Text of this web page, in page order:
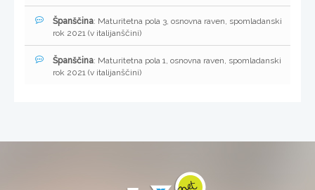
Španščina: Maturitetna pola 3, osnovna raven, spomladanski
rok 2021 (v italijanščini)
Španščina: Maturitetna pola 1, osnovna raven, spomladanski
rok 2021 (v italijanščini)